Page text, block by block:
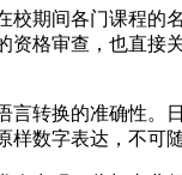
期间各门课程
格审查，也直
转换的准确性
数字表达，不可